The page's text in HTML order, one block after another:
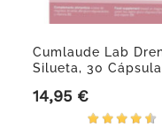
Cumlaude Lab
Silueta, 30
Precio
14,95 €